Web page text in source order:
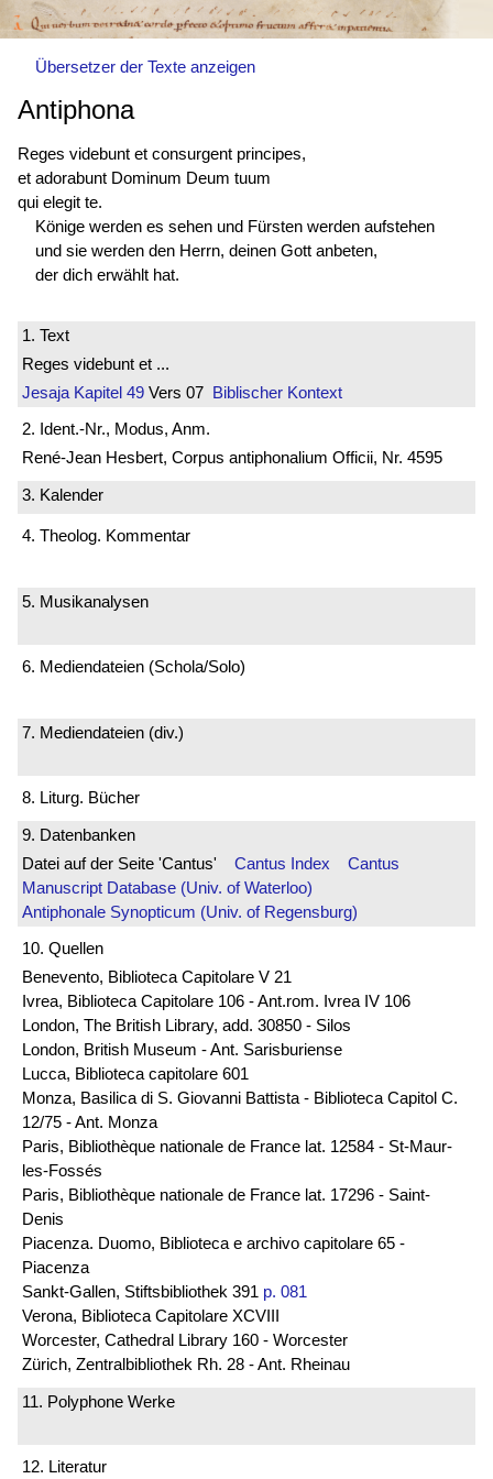
Übersetzer der Texte anzeigen
Antiphona
Reges videbunt et consurgent principes,
et adorabunt Dominum Deum tuum
qui elegit te.
Könige werden es sehen und Fürsten werden aufstehen
und sie werden den Herrn, deinen Gott anbeten,
der dich erwählt hat.
1. Text
Reges videbunt et ...
Jesaja Kapitel 49 Vers 07 Biblischer Kontext
2. Ident.-Nr., Modus, Anm.
René-Jean Hesbert, Corpus antiphonalium Officii, Nr. 4595
3. Kalender
4. Theolog. Kommentar
5. Musikanalysen
6. Mediendateien (Schola/Solo)
7. Mediendateien (div.)
8. Liturg. Bücher
9. Datenbanken
Datei auf der Seite 'Cantus' Cantus Index
Cantus
Manuscript Database (Univ. of Waterloo)
Antiphonale Synopticum (Univ. of Regensburg)
10. Quellen
Benevento, Biblioteca Capitolare V 21
Ivrea, Biblioteca Capitolare 106 - Ant.rom. Ivrea IV 106
London, The British Library, add. 30850 - Silos
London, British Museum - Ant. Sarisburiense
Lucca, Biblioteca capitolare 601
Monza, Basilica di S. Giovanni Battista - Biblioteca Capitol C.
12/75 - Ant. Monza
Paris, Bibliothèque nationale de France lat. 12584 - St-Maur-
les-Fossés
Paris, Bibliothèque nationale de France lat. 17296 - Saint-
Denis
Piacenza. Duomo, Biblioteca e archivo capitolare 65 -
Piacenza
Sankt-Gallen, Stiftsbibliothek 391 p. 081
Verona, Biblioteca Capitolare XCVIII
Worcester, Cathedral Library 160 - Worcester
Zürich, Zentralbibliothek Rh. 28 - Ant. Rheinau
11. Polyphone Werke
12. Literatur